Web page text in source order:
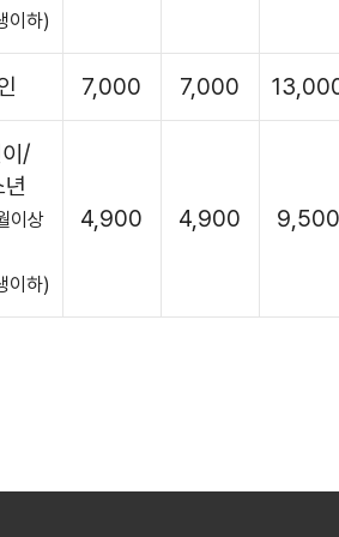
이하)
7,000 7,000
/
이상
이하)
4,900 4,900 9,500